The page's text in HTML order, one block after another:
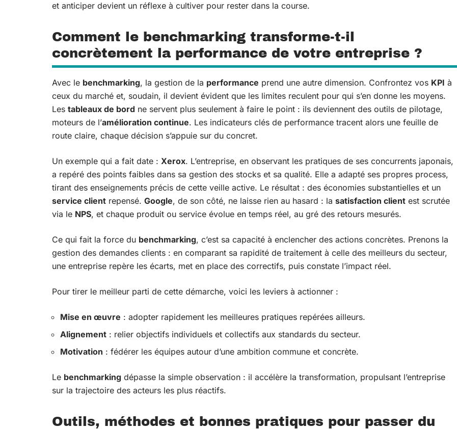
et anticiper devient un réflexe à cultiver pour rester dans la course.
Comment le benchmarking transforme-t-il
concrètement la performance de votre entreprise ?
Avec le benchmarking, la gestion de la performance prend une autre dimension. Confrontez vos KPI à
ceux du marché et, soudain, il devient évident que les limites reculent pour qui s’en donne les moyens.
Les tableaux de bord ne servent plus seulement à faire le point : ils deviennent des outils de pilotage,
moteurs de l’amélioration continue. Les indicateurs clés de performance tracent alors une feuille de
route claire, chaque décision s’appuie sur du concret.
Un exemple qui a fait date : Xerox. L’entreprise, en observant les pratiques de ses concurrents japonais,
a repéré des points faibles dans sa gestion des stocks et sa qualité. Elle a adapté ses propres process,
tirant des enseignements précis de cette veille active. Le résultat : des économies substantielles et un
service client repensé. Google, de son côté, ne laisse rien au hasard : la satisfaction client est scrutée
via le NPS, et chaque produit ou service évolue en temps réel, au gré des retours mesurés.
Ce qui fait la force du benchmarking, c’est sa capacité à enclencher des actions concrètes. Prenons la
gestion des demandes clients : en comparant sa rapidité de traitement à celle des meilleurs du secteur,
une entreprise repère les écarts, met en place des correctifs, puis constate l’impact réel.
Pour tirer le meilleur parti de cette démarche, voici les leviers à actionner :
Mise en œuvre : adopter rapidement les meilleures pratiques repérées ailleurs.
Alignement : relier objectifs individuels et collectifs aux standards du secteur.
Motivation : fédérer les équipes autour d’une ambition commune et concrète.
Le benchmarking dépasse la simple observation : il accélère la transformation, propulsant l’entreprise
sur la trajectoire des acteurs les plus réactifs.
Outils, méthodes et bonnes pratiques pour passer du